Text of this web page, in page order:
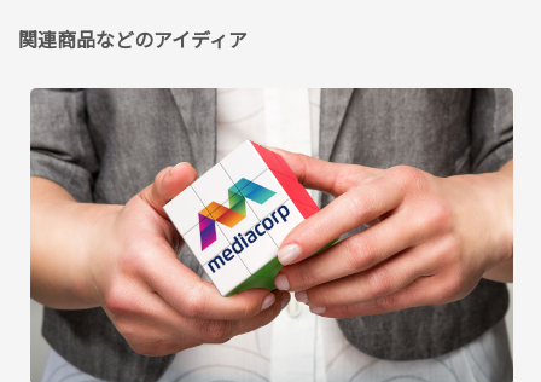
関連商品などのアイディア